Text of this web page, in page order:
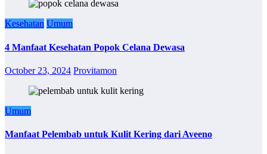
Kesehatan Umum
4 Manfaat Kesehatan Popok Celana Dewasa
October 23, 2024 Provitamon
Umum
Manfaat Pelembab untuk Kulit Kering dari Aveeno